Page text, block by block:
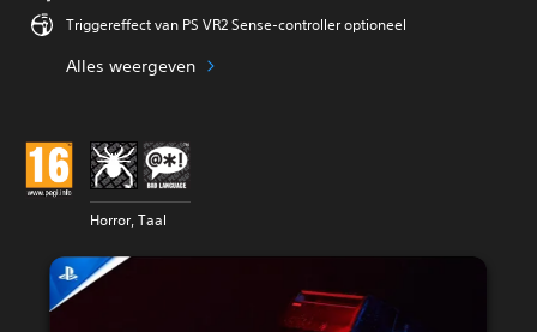
Triggereffect van PS VR2 Sense-controller optioneel
Alles weergeven
Horror, Taal